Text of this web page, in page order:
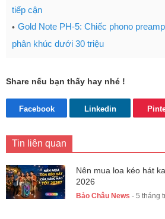
tiếp cận
Gold Note PH-5: Chiếc phono
phân khúc dưới 30 triệu
Share nếu bạn thấy hay nhé !
Facebook Linkedin
Tin liên quan
Nên mua loa kéo hát
2026
Bảo Châu News - 5 tháng